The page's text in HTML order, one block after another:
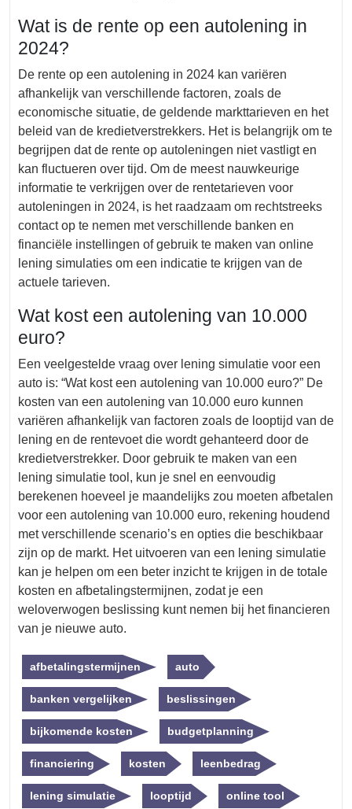
Wat is de rente op een autolening in
2024?
De rente op een autolening in 2024 kan variëren
afhankelijk van verschillende factoren, zoals de
economische situatie, de geldende markttarieven en het
beleid van de kredietverstrekkers. Het is belangrijk om te
begrijpen dat de rente op autoleningen niet vastligt en
kan fluctueren over tijd. Om de meest nauwkeurige
informatie te verkrijgen over de rentetarieven voor
autoleningen in 2024, is het raadzaam om rechtstreeks
contact op te nemen met verschillende banken en
financiële instellingen of gebruik te maken van online
lening simulaties om een indicatie te krijgen van de
actuele tarieven.
Wat kost een autolening van 10.000
euro?
Een veelgestelde vraag over lening simulatie voor een
auto is: “Wat kost een autolening van 10.000 euro?” De
kosten van een autolening van 10.000 euro kunnen
variëren afhankelijk van factoren zoals de looptijd van de
lening en de rentevoet die wordt gehanteerd door de
kredietverstrekker. Door gebruik te maken van een
lening simulatie tool, kun je snel en eenvoudig
berekenen hoeveel je maandelijks zou moeten afbetalen
voor een autolening van 10.000 euro, rekening houdend
met verschillende scenario’s en opties die beschikbaar
zijn op de markt. Het uitvoeren van een lening simulatie
kan je helpen om een beter inzicht te krijgen in de totale
kosten en afbetalingstermijnen, zodat je een
weloverwogen beslissing kunt nemen bij het financieren
van je nieuwe auto.
afbetalingstermijnen auto
banken vergelijken beslissingen
bijkomende kosten budgetplanning
financiering kosten leenbedrag
lening simulatie looptijd online tool